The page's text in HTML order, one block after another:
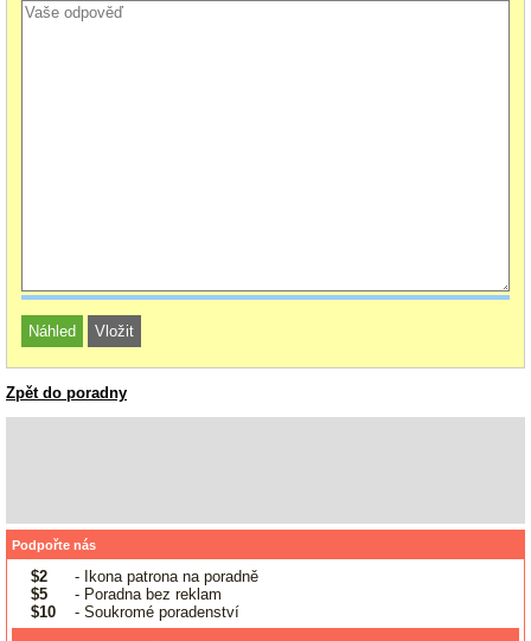
Zpět do poradny
Podpořte nás
$2
- Ikona patrona na poradně
$5
- Poradna bez reklam
$10
- Soukromé poradenství